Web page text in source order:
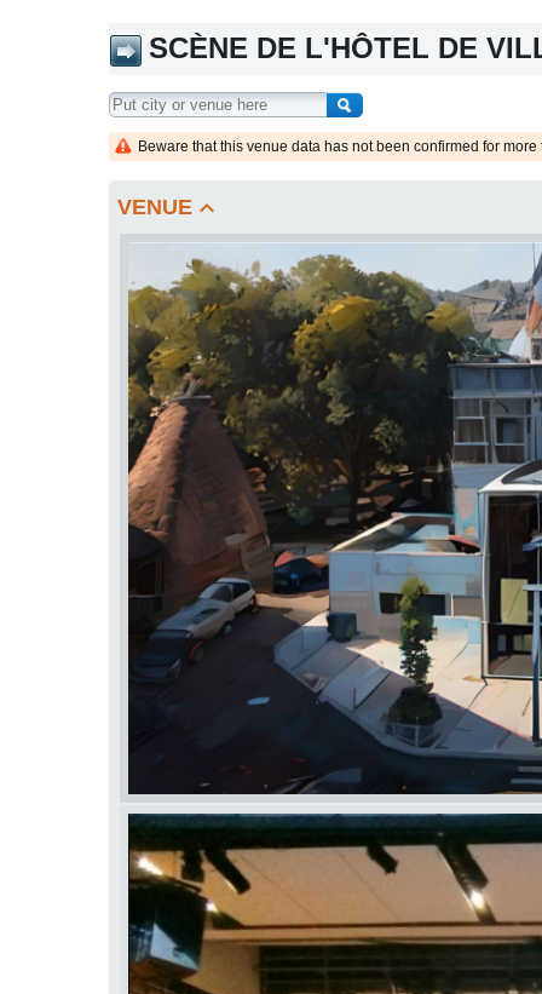
SCÈNE DE L'HÔTEL DE
Beware that this venue data has not been confirmed for more
VENUE keyboard_arrow_up